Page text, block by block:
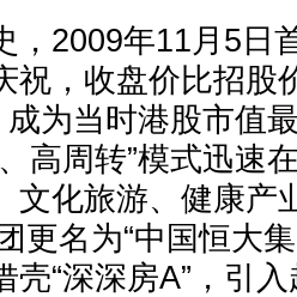
，2009年11月5日
祝，收盘价比招股
为当时港股市值
高周转”模式迅速
文化旅游、健康产
更名为“中国恒大
壳“深深房A”，引